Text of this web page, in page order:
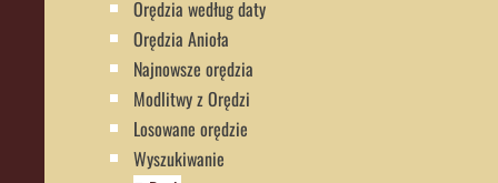
Orędzia według daty
Orędzia Anioła
Najnowsze orędzia
Modlitwy z Orędzi
Losowane orędzie
Wyszukiwanie